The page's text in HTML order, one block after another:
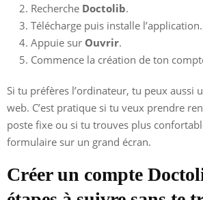
Recherche Doctolib.
Télécharge puis installe l’application.
Appuie sur Ouvrir.
Commence la création de ton
Si tu préfères l’ordinateur, tu peux aussi
web. C’est pratique si tu veux prendre
poste fixe ou si tu trouves plus
formulaire sur un grand écran.
Créer un compte